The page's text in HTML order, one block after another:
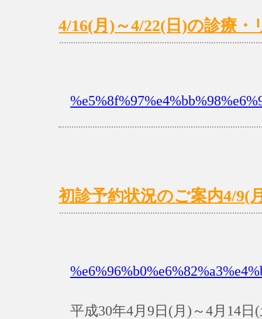
4/16(月)～4/22(日)の診療
初診予約状況のご案内4/9(
平成30年4月9日(月)～4月14